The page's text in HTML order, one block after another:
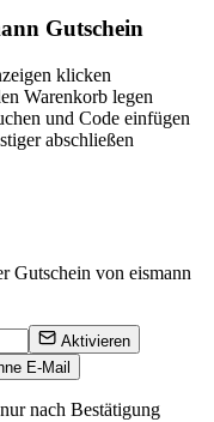
Gutschein
klicken
Warenkorb legen
und Code einfügen
abschließen
Gutschein von eismann
Aktivieren
E-Mail
nach Bestätigung